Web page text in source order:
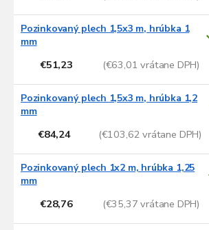
Pozinkovaný plech 1,5x3 m, hrúbka 1
mm
€51,23 (€63,01 vrátane DPH)
Pozinkovaný plech 1,5x3 m, hrúbka 1,2
mm
€84,24 (€103,62 vrátane DPH)
Pozinkovaný plech 1x2 m, hrúbka 1,25
mm
€28,76 (€35,37 vrátane DPH)